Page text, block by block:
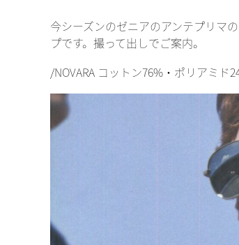
今シーズンのゼニアのアンテプリマ
プです。撮って出しでご案内。
/NOVARA コットン76%・ポリアミ